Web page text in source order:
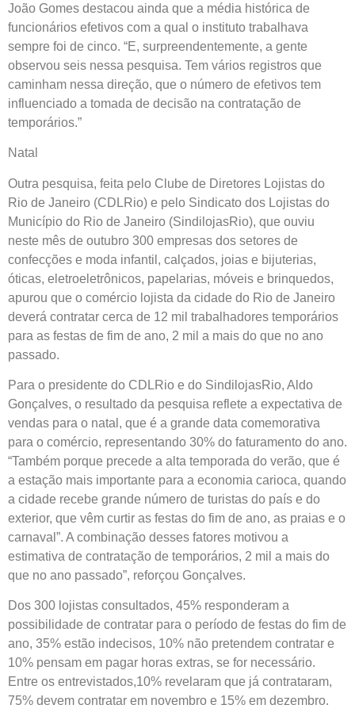
João Gomes destacou ainda que a média histórica de
funcionários efetivos com a qual o instituto trabalhava
sempre foi de cinco. “E, surpreendentemente, a gente
observou seis nessa pesquisa. Tem vários registros que
caminham nessa direção, que o número de efetivos tem
influenciado a tomada de decisão na contratação de
temporários.”
Natal
Outra pesquisa, feita pelo Clube de Diretores Lojistas do
Rio de Janeiro (CDLRio) e pelo Sindicato dos Lojistas do
Município do Rio de Janeiro (SindilojasRio), que ouviu
neste mês de outubro 300 empresas dos setores de
confecções e moda infantil, calçados, joias e bijuterias,
óticas, eletroeletrônicos, papelarias, móveis e brinquedos,
apurou que o comércio lojista da cidade do Rio de Janeiro
deverá contratar cerca de 12 mil trabalhadores temporários
para as festas de fim de ano, 2 mil a mais do que no ano
passado.
Para o presidente do CDLRio e do SindilojasRio, Aldo
Gonçalves, o resultado da pesquisa reflete a expectativa de
vendas para o natal, que é a grande data comemorativa
para o comércio, representando 30% do faturamento do ano.
“Também porque precede a alta temporada do verão, que é
a estação mais importante para a economia carioca, quando
a cidade recebe grande número de turistas do país e do
exterior, que vêm curtir as festas do fim de ano, as praias e o
carnaval”. A combinação desses fatores motivou a
estimativa de contratação de temporários, 2 mil a mais do
que no ano passado”, reforçou Gonçalves.
Dos 300 lojistas consultados, 45% responderam a
possibilidade de contratar para o período de festas do fim de
ano, 35% estão indecisos, 10% não pretendem contratar e
10% pensam em pagar horas extras, se for necessário.
Entre os entrevistados,10% revelaram que já contrataram,
75% devem contratar em novembro e 15% em dezembro.